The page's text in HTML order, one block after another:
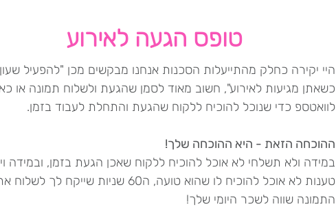
טופס הגעה לאירוע
היי יקירה כחלק מהתייעלות הסכנות אנחנו מבקשים מכן "להפעיל
כשאתן מגיעות לאירוע", חשוב מאוד לסמן שהגעת ולשלוח תמונה או
לוואטספ כדי שנוכל להוכיח ללקוח שהגעת והתחלת לעבוד בזמן.
ההוכחה הזאת - היא ההוכחה שלך!
במידה ולא תשלחי לא אוכל להוכיח ללקוח שאכן הגעת בזמן, ובמידה
טענות לא אוכל להוכיח לו שהוא טועה, ה60 שניות שייקח לך
התמונה שווה לשכר היומי שלך!